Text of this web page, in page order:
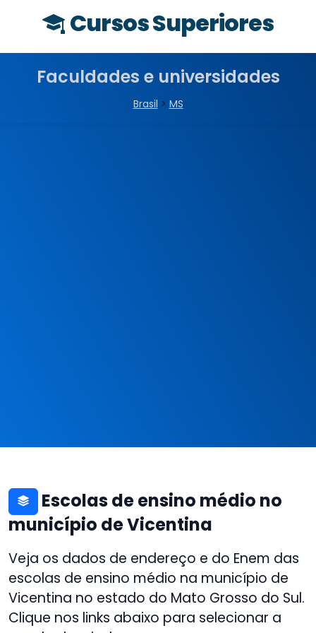
Cursos Superiores
Faculdades e universidades
Brasil > MS
Escolas de ensino médio no
município de Vicentina
Veja os dados de endereço e do Enem das
escolas de ensino médio na município de
Vicentina no estado do Mato Grosso do Sul.
Clique nos links abaixo para selecionar a